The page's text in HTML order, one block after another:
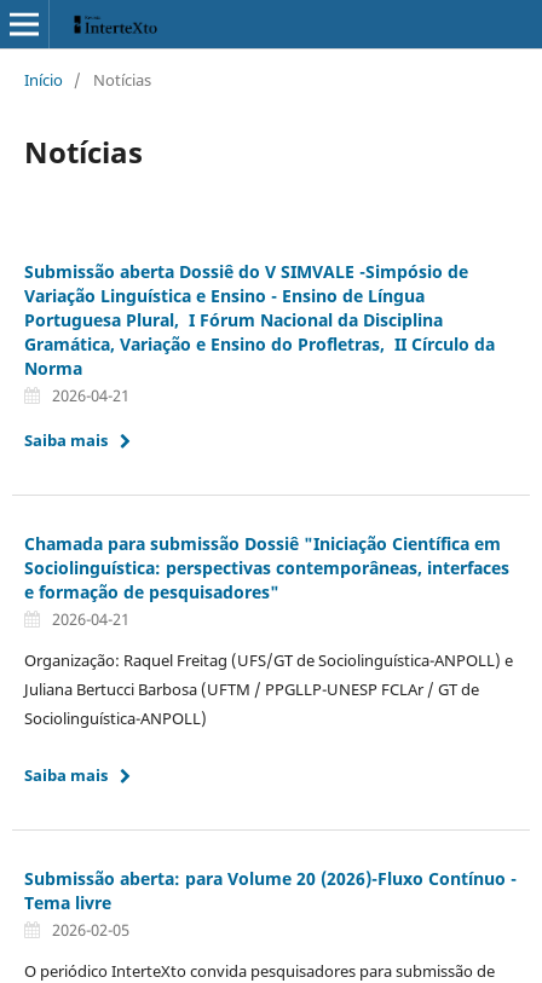
Início / Notícias
Notícias
Submissão aberta Dossiê do V SIMVALE -Simpósio de
Variação Linguística e Ensino - Ensino de Língua
Portuguesa Plural, I Fórum Nacional da Disciplina
Gramática, Variação e Ensino do Profletras, II Círculo da
Norma
2026-04-21
Saiba mais
Chamada para submissão Dossiê "Iniciação Científica em
Sociolinguística: perspectivas contemporâneas, interfaces
e formação de pesquisadores"
2026-04-21
Organização: Raquel Freitag (UFS/GT de Sociolinguística-ANPOLL) e
Juliana Bertucci Barbosa (UFTM / PPGLLP-UNESP FCLAr / GT de
Sociolinguística-ANPOLL)
Saiba mais
Submissão aberta: para Volume 20 (2026)-Fluxo Contínuo -
Tema livre
2026-02-05
O periódico InterteXto convida pesquisadores para submissão de